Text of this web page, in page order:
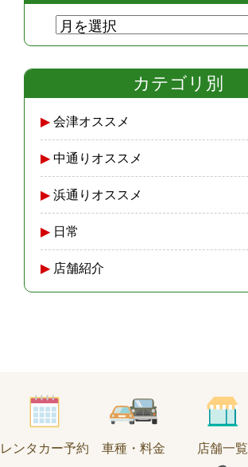
カテゴリ別
会津オススメ
中通りオススメ
浜通りオススメ
日常
店舗紹介
レンタカー予約 車種・料金 店舗一覧